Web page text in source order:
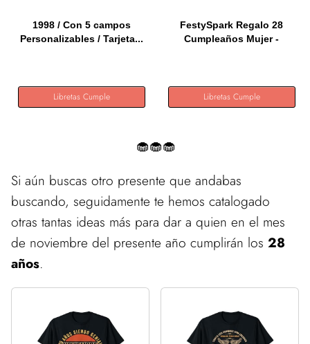
1998 / Con 5 campos
Personalizables / Tarjeta...
Libretas Cumple
FestySpark Regalo 28
Cumpleaños Mujer -
Libretas Cumple
🧁🧁🧁
Si aún buscas otro presente que andabas
buscando, seguidamente te hemos catalogado
otras tantas ideas más para dar a quien en el mes
de noviembre del presente año cumplirán los 28
años.